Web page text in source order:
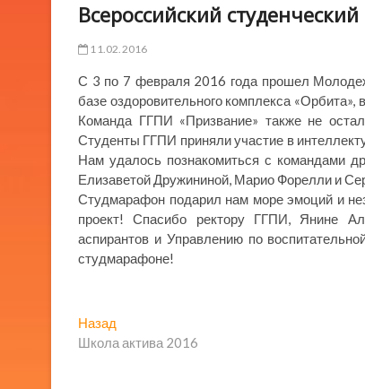
Всероссийский
11.02.2016
С 3 по 7 февраля 2016 года прошел
базе оздоровительного комплекса
Команда ГГПИ «Призвание» также не
Студенты ГГПИ приняли участие в
Нам удалось познакомиться с командами
Елизаветой Дружининой, Марио Форелли и
Студмарафон подарил нам море эмоций и
проект! Спасибо ректору ГГПИ, Янине
аспирантов и Управлению по
студмарафоне!
Навигация
по
Назад
запись:
Школа актива 2016